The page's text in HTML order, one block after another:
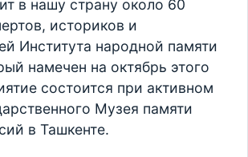
в нашу страну около 60
историков и
Института народной памяти
намечен на октябрь этого
состоится при активном
Музея памяти
в Ташкенте.